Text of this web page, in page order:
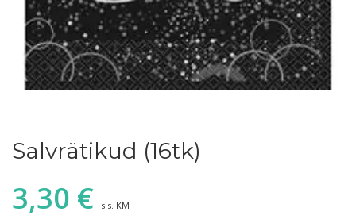
Salvrätikud (16tk)
3,30 € sis. KM